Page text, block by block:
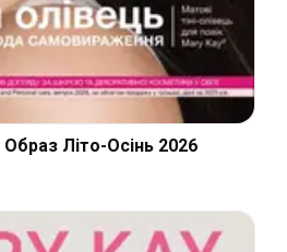
Літо-Осінь 2026